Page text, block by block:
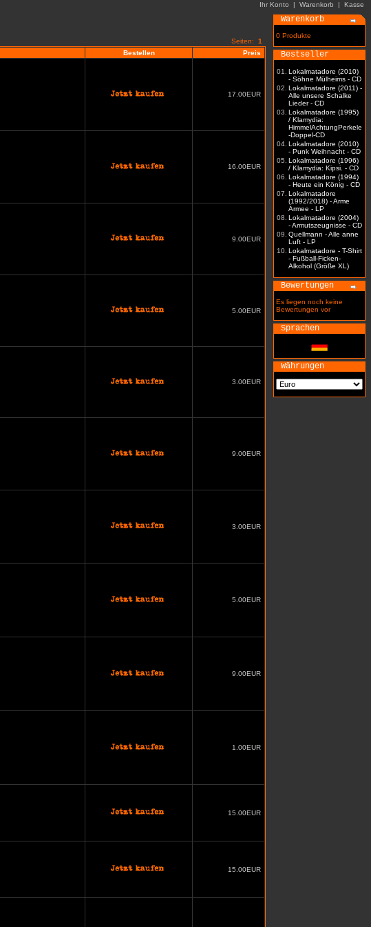
Ihr Konto | Warenkorb | Kasse
Seiten: 1
Bestellen Preis
17.00EUR
16.00EUR
9.00EUR
5.00EUR
3.00EUR
9.00EUR
3.00EUR
5.00EUR
9.00EUR
1.00EUR
15.00EUR
15.00EUR
Warenkorb
0 Produkte
Bestseller
01.
Lokalmatadore (2010)
- Söhne Mülheims - CD
02. Lokalmatadore (2011) -
Alle unsere Schalke
Lieder - CD
03. Lokalmatadore (1995)
/ Klamydia:
HimmelAchtungPerkele
-Doppel-CD
04. Lokalmatadore (2010)
- Punk Weihnacht - CD
05. Lokalmatadore (1996)
/ Klamydia: Kipsi. - CD
06. Lokalmatadore (1994)
- Heute ein König - CD
07. Lokalmatadore
(1992/2018) - Arme
Armee - LP
08. Lokalmatadore (2004)
- Armutszeugnisse - CD
09. Quellmann - Alle anne
Luft - LP
10. Lokalmatadore - T-Shirt
- Fußball-Ficken-
Alkohol (Größe XL)
Bewertungen
Es liegen noch keine
Bewertungen vor
Sprachen
Währungen